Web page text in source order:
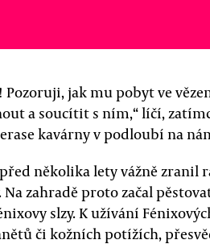
jak mu pobyt ve
a soucítit s ním,“ líčí,
kavárny v podloubí na
několika lety vážně zranil
zahradě proto začal
slzy. K užívání
či kožních potížích,